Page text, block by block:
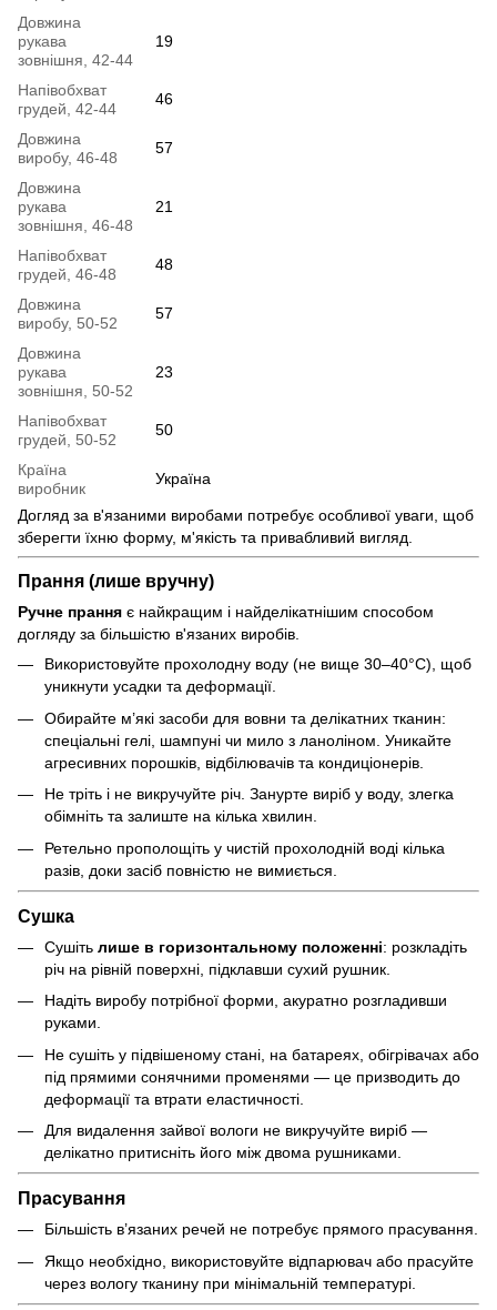
Довжина
рукава
зовнішня, 42-44
19
Напівобхват
грудей, 42-44
46
Довжина
виробу, 46-48
57
Довжина
рукава
зовнішня, 46-48
21
Напівобхват
грудей, 46-48
48
Довжина
виробу, 50-52
57
Довжина
рукава
зовнішня, 50-52
23
Напівобхват
грудей, 50-52
50
Країна
виробник
Україна
Догляд за в'язаними виробами потребує особливої уваги, щоб
зберегти їхню форму, м'якість та привабливий вигляд.
Прання (лише вручну)
Ручне прання є найкращим і найделікатнішим способом
догляду за більшістю в'язаних виробів.
Використовуйте прохолодну воду (не вище 30–40°C), щоб
уникнути усадки та деформації.
Обирайте м’які засоби для вовни та делікатних тканин:
спеціальні гелі, шампуні чи мило з ланоліном. Уникайте
агресивних порошків, відбілювачів та кондиціонерів.
Не тріть і не викручуйте річ. Занурте виріб у воду, злегка
обімніть та залиште на кілька хвилин.
Ретельно прополощіть у чистій прохолодній воді кілька
разів, доки засіб повністю не вимиється.
Сушка
Сушіть лише в горизонтальному положенні: розкладіть
річ на рівній поверхні, підклавши сухий рушник.
Надіть виробу потрібної форми, акуратно розгладивши
руками.
Не сушіть у підвішеному стані, на батареях, обігрівачах або
під прямими сонячними променями — це призводить до
деформації та втрати еластичності.
Для видалення зайвої вологи не викручуйте виріб —
делікатно притисніть його між двома рушниками.
Прасування
Більшість в’язаних речей не потребує прямого прасування.
Якщо необхідно, використовуйте відпарювач або прасуйте
через вологу тканину при мінімальній температурі.